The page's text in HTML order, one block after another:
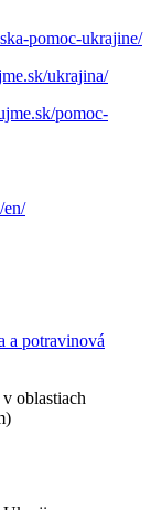
pomoc-ukrajine/
ukrajina/
pomoc-
en/
a potravinová
oblastiach